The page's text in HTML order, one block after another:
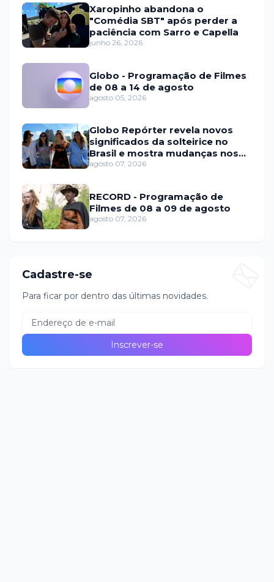
Xaropinho abandona o
"Comédia SBT" após perder a
paciência com Sarro e Capella
junho 26, 2026
Globo - Programação de Filmes
de 08 a 14 de agosto
agosto 05, 2026
Globo Repórter revela novos
significados da solteirice no
Brasil e mostra mudanças nos
relacionamentos
agosto 07, 2026
RECORD - Programação de
Filmes de 08 a 09 de agosto
agosto 07, 2026
Cadastre-se
Para ficar por dentro das últimas novidades.